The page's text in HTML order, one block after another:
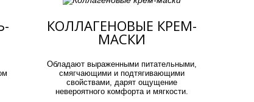
КОЛЛАГЕНОВЫЕ КРЕМ-
МАСКИ
Обладают выраженными питательными,
смягчающими и подтягивающими
свойствами, дарят ощущение
невероятного комфорта и мягкости.